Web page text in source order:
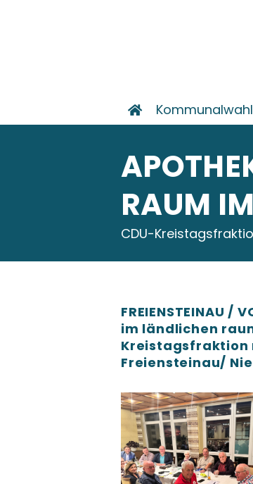
RAUM
CDU-
FREIENSTEINAU /
im ländlichen
Kreistagsfraktion
Freiensteinau/